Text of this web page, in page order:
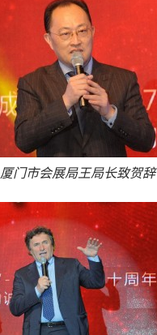
厦门市会展局王局长致贺辞